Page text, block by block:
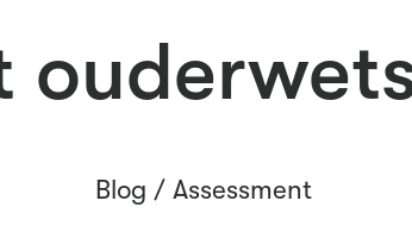
Blog / Assessment